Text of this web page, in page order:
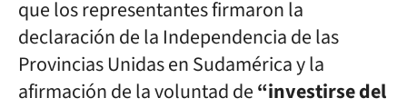
que los representantes firmaron la
declaración de la Independencia de las
Provincias Unidas en Sudamérica y la
afirmación de la voluntad de“investirse del